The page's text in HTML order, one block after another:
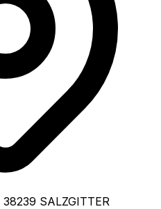
38239 SALZGITTER